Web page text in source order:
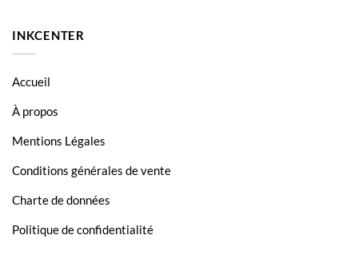
INKCENTER
Accueil
À propos
Mentions Légales
Conditions générales de vente
Charte de données
Politique de confidentialité